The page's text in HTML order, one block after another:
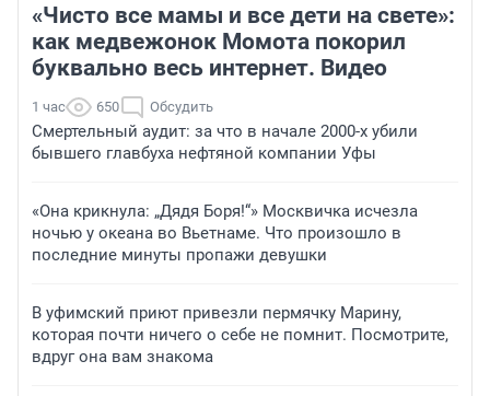
«Чисто все мамы и все дети на свете»:
как медвежонок Момота покорил
буквально весь интернет. Видео
1 час 650 Обсудить
Смертельный аудит: за что в начале 2000-х убили
бывшего главбуха нефтяной компании Уфы
«Она крикнула: „Дядя Боря!“» Москвичка исчезла
ночью у океана во Вьетнаме. Что произошло в
последние минуты пропажи девушки
В уфимский приют привезли пермячку Марину,
которая почти ничего о себе не помнит. Посмотрите,
вдруг она вам знакома